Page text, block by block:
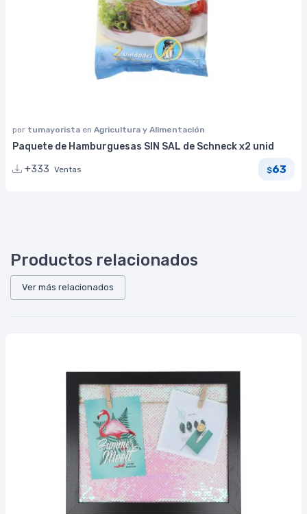
por tumayorista en Agricultura y Alimentación
Paquete de Hamburguesas SIN SAL de Schneck x2 unid
+333 Ventas $63
Productos relacionados
Ver más relacionados